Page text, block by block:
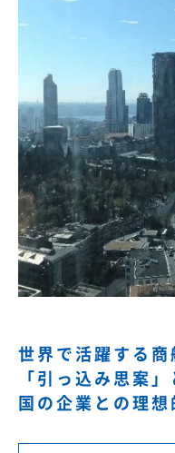
世界で活躍する商
「引っ込み思案
国の企業との理